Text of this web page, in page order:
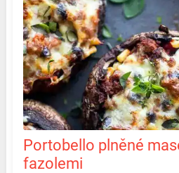
Portobello plněné
fazolemi